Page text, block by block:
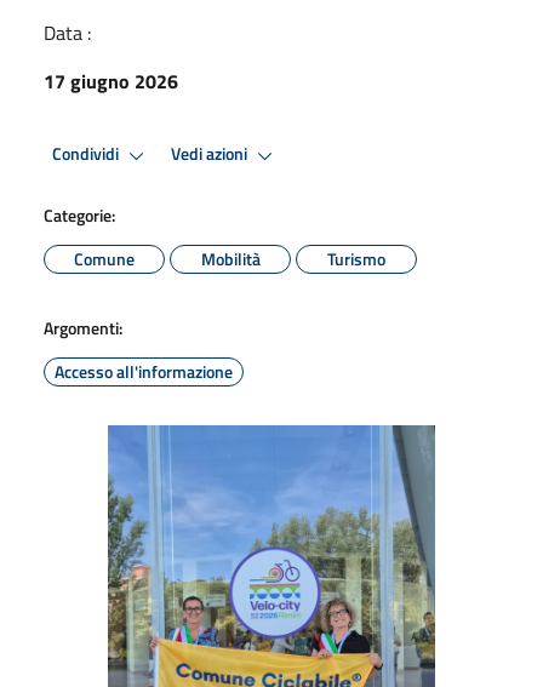
Data :
17 giugno 2026
Condividi Vedi azioni
Categorie:
Comune
Mobilità Turismo
Argomenti:
Accesso all'informazione